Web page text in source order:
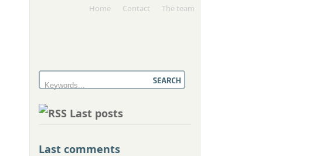
Home Contact The team
Last posts
Last comments